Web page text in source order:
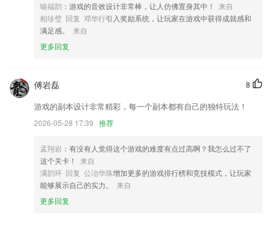
喻福韵 ：游戏的音效设计非常棒，让人仿佛置身其中！
来自
柏珍璧 回复 邓华行引入奖励系统，让玩家在游戏中获得成就感和
满足感。
来自
更多回复
8
傅岩磊
游戏的副本设计非常精彩，每一个副本都有自己的独特玩法！
2026-05-28 17:39 推荐
孟翔岩 ：有没有人觉得这个游戏的难度有点过高啊？我怎么过不了
这个关卡！
来自
满韵环 回复 公冶华珠增加更多的游戏排行榜和竞技模式，让玩家
能够展示自己的实力。
来自
更多回复